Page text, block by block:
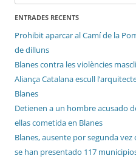
ENTRADES RECENTS
Prohibit aparcar al Camí de la
de dilluns
Blanes contra les violències
Aliança Catalana escull
Blanes
Detienen a un hombre acusado
ellas cometida en Blanes
Blanes, ausente por segunda vez
se han presentado 117